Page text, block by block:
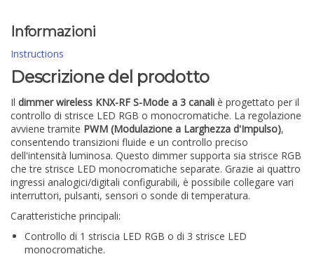
Informazioni
Instructions
Descrizione del prodotto
Il dimmer wireless KNX-RF S-Mode a 3 canali è progettato per il
controllo di strisce LED RGB o monocromatiche. La regolazione
avviene tramite PWM (Modulazione a Larghezza d'Impulso),
consentendo transizioni fluide e un controllo preciso
dell'intensità luminosa. Questo dimmer supporta sia strisce RGB
che tre strisce LED monocromatiche separate. Grazie ai quattro
ingressi analogici/digitali configurabili, è possibile collegare vari
interruttori, pulsanti, sensori o sonde di temperatura.
Caratteristiche principali:
Controllo di 1 striscia LED RGB o di 3 strisce LED
monocromatiche.